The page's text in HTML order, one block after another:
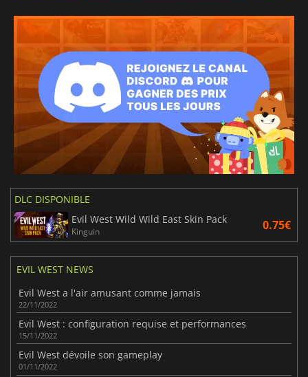
DLC DISPONIBLE
Evil West Wild Wild East Skin Pack
Kinguin 0.75€
EVIL WEST NEWS
Evil West a l'air amusant comme jamais
22/11/2022
Evil West : configuration requise et performances
15/11/2022
Evil West dévoile son gameplay
01/11/2022